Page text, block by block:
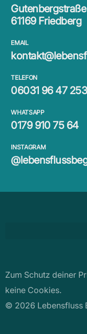
61169 Friedberg
EMAIL
TELEFON
06031 96 47 253
WHATSAPP
0179 910 75 64
INSTAGRAM
Zum Schutz deiner
keine Cookies.
© 2026 Lebensfluss